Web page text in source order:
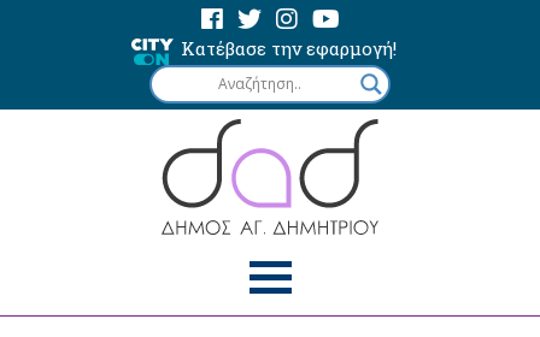
Κατέβασε την εφαρμογή!